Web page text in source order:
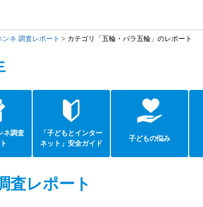
ンネ 調査レポート カテゴリ「五輪・パラ五輪」のレポート
ネ調査
「子どもとインター
ネット」安全ガイド
子どもの悩み
査レポート